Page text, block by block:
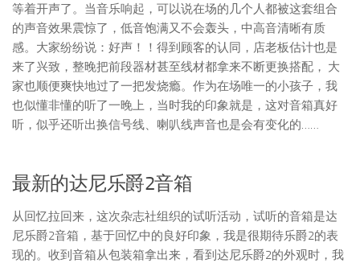
等着开声了。当音乐响起，可以说在场的几个人都被这套组合
的声音效果震惊了，低音饱满又不会轰头，中高音清晰有质
感。大家纷纷说：好声！！得到顾客的认同，店老板估计也是
来了兴致，整晚把前段器材甚至线材都拿来不断更换搭配， 大
家也顺便爽快地过了一把发烧瘾。作为在场唯一的小孩子，我
也似懂非懂的听了一晚上，当时我的印象就是，这对音箱真好
听，似乎还听出换信号线、喇叭线声音也是会有变化的……
最新的达尼乐爵2音箱
从回忆拉回来，这次杂志社组织的试听活动，试听的音箱是达
尼乐爵2音箱，基于回忆中的良好印象，我是很期待乐爵2的表
现的。收到音箱从包装箱拿出来，看到达尼乐爵2的外观时，我